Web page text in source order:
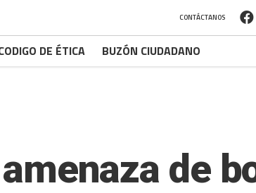
CONTÁCTANOS
DE ÉTICA BUZÓN CIUDADANO
de